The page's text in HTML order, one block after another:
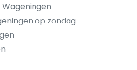
op zondag